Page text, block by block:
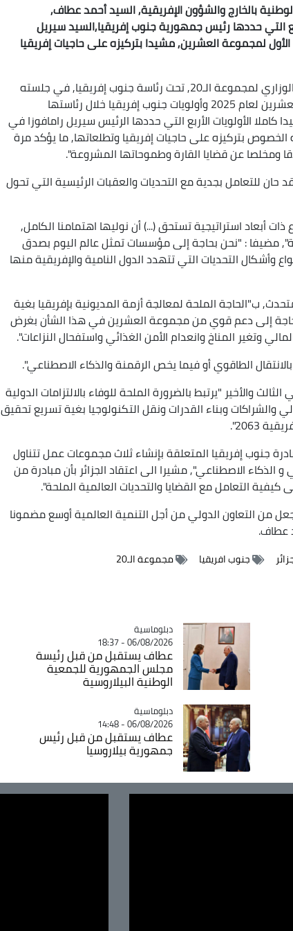
بالخارج والشؤون الإفريقية, السيد أحمد عطاف,
التي حددها رئيس جمهورية جنوب إفريقيا,السيد سيريل
الأول لمجموعة العشرين, مشيدا بتركيزه على حاجيات إفريقيا
وفي كلمة ألقاها, اليوم الجمعة خلال الاجتماع الوزاري لمجموعة الـ20, تحت رئاسة جنوب إفريقيا, في جلسته
الثالثة المخصصة لاستعراض أهداف مجموعة العشرين لعام 2025 وأولويات جنوب إفريقيا خلال رئاستها
كاملا الأولويات الأربع التي حددها الرئيس سيريل رامافوزا في
بتركيزه على حاجيات إفريقيا وتطلعاتها, ما يؤكد مرة
ومخلصا عن قضايا القارة وطموحاتها المشروعة".
للتعامل بجدية مع التحديات والعقبات الرئيسية التي تحول
أبعاد استراتيجية تستحق (...) أن نوليها اهتمامنا الكامل,
مضيفا : "نحن بحاجة إلى مؤسسات تمثل عالم اليوم بصدق
التحديات التي تتهدد الدول النامية والإفريقية منها
ب"الحاجة الملحة لمعالجة أزمة المديونية بإفريقيا بغية
حاجة إلى دعم قوي من مجموعة العشرين في هذا الشأن بغرض
وتغير المناخ وانعدام الأمن الغذائي واستفحال النزاعات".
الطاقوي أو فيما يخص الرقمنة والذكاء الاصطناعي".
والأخير "يرتبط بالضرورة الملحة للوفاء بالالتزامات الدولية
والشراكات وبناء القدرات ونقل التكنولوجيا بغية تسريع تحقيق
2063".
جنوب إفريقيا المتعلقة بإنشاء ثلاث مجموعات عمل تتناول
الذكاء الاصطناعي", مشيرا الى اعتقاد الجزائر بأن مبادرة من
التعامل مع القضايا والتحديات العالمية الملحة".
من التعاون الدولي من أجل التنمية العالمية أوسع مضمونا
عطاف.
جنوب افريقيا مجموعة الـ20
Catégorie
دبلوماسية
06/08/2026 - 18:37
عطاف يستقبل من قبل رئيسة
مجلس الجمهورية للجمعية
الوطنية البيلاروسية
Catégorie
دبلوماسية
06/08/2026 - 14:48
عطاف يستقبل من قبل رئيس
جمهورية بيلاروسيا